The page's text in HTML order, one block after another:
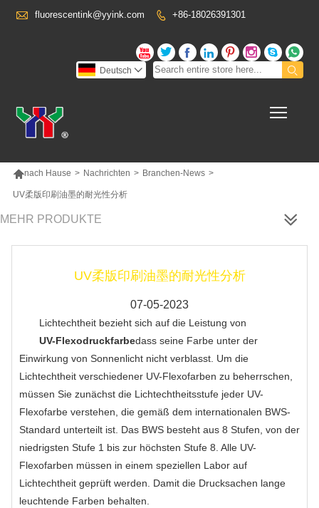
 fluorescentink@yyink.com  +86-18026391301
      


Deutsch 
nach Hause > Nachrichten > Branchen-News >
UV柔版印刷油墨的耐光性分析
MEHR PRODUKTE
UV柔版印刷油墨的耐光性分析
07-05-2023
Lichtechtheit bezieht sich auf die Leistung von
UV-Flexodruckfarbedass seine Farbe unter der
Einwirkung von Sonnenlicht nicht verblasst. Um die
Lichtechtheit verschiedener UV-Flexofarben zu beherrschen,
müssen Sie zunächst die Lichtechtheitsstufe jeder UV-
Flexofarbe verstehen, die gemäß dem internationalen BWS-
Standard unterteilt ist. Das BWS besteht aus 8 Stufen, von der
niedrigsten Stufe 1 bis zur höchsten Stufe 8. Alle UV-
Flexofarben müssen in einem speziellen Labor auf
Lichtechtheit geprüft werden. Damit die Drucksachen lange
leuchtende Farben behalten.